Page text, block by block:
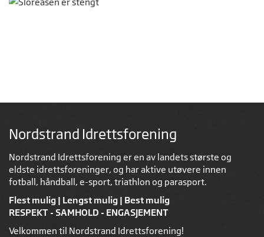
Nordstrand Idrettsforening
Nordstrand Idrettsforening er en av landets største og
eldste idrettsforeninger, og har aktive utøvere innen
fotball, håndball, e-sport, triathlon og parasport.
Flest mulig | Lengst mulig | Best mulig
RESPEKT - SAMHOLD - ENGASJEMENT
Velkommen til Nordstrand Idrettsforening!